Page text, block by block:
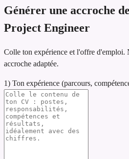
Générer une accroche
Project Engineer
Colle ton expérience et l'offre d'emploi.
accroche adaptée.
1) Ton expérience (parcours,